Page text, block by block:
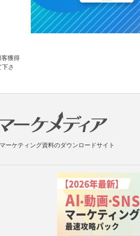
客獲得
さ
マーケティング資料のダウンロードサイト